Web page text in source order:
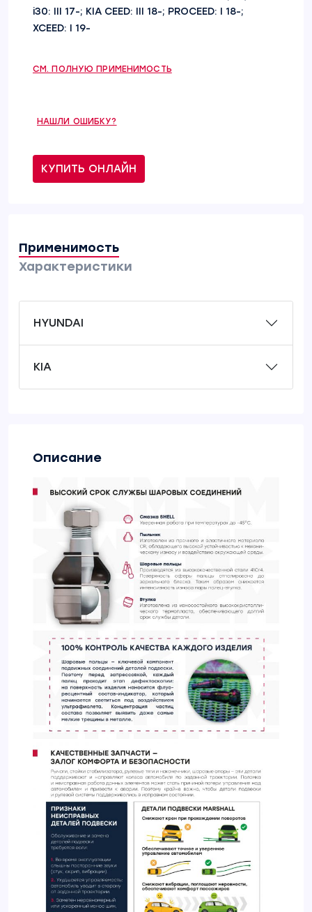
i30: III 17-; KIA CEED: III 18-; PROCEED: I 18-;
XCEED: I 19-
СМ. ПОЛНУЮ ПРИМЕНИМОСТЬ
НАШЛИ ОШИБКУ?
КУПИТЬ ОНЛАЙН
Применимость
Характеристики
HYUNDAI
KIA
Описание